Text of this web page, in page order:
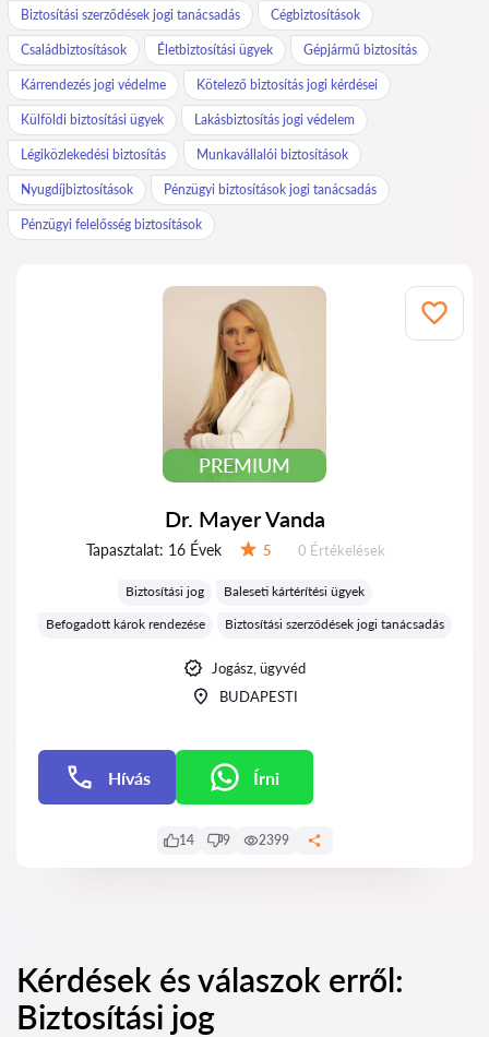
Biztosítási szerződések jogi tanácsadás Cégbiztosítások
Családbiztosítások Életbiztosítási ügyek Gépjármű biztosítás
Kárrendezés jogi védelme Kötelező biztosítás jogi kérdései
Külföldi biztosítási ügyek Lakásbiztosítás jogi védelem
Légiközlekedési biztosítás Munkavállalói biztosítások
Nyugdíjbiztosítások Pénzügyi biztosítások jogi tanácsadás
Pénzügyi felelősség biztosítások
PREMIUM
Dr. Mayer Vanda
Tapasztalat: 16 Évek 5 Értékelések:
0 Értékelések
Biztosítási jog
Baleseti kártérítési ügyek
Befogadott károk rendezése
Biztosítási szerződések jogi tanácsadás
Jogász, ügyvéd
BUDAPESTI
Hívás Írni
14 9 2399
Kérdések és válaszok erről:
Biztosítási jog